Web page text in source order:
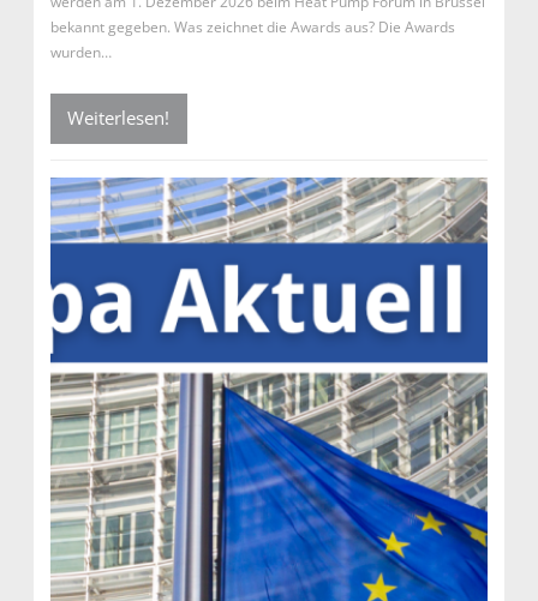
bekannt gegeben. Was zeichnet die Awards aus? Die Awards
wurden…
Weiterlesen!